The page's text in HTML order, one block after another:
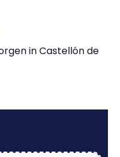
in Castellón de